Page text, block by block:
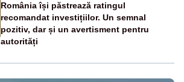
România își păstrează ratingul
recomandat investițiilor. Un semnal
pozitiv, dar și un avertisment pentru
autorități